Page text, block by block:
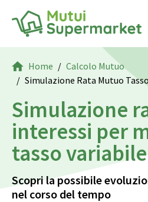
Home
Calcolo Mutuo
Simulazione Rata Mutuo
Simulazione
interessi per
tasso variabile
Scopri la possibile
nel corso del tempo